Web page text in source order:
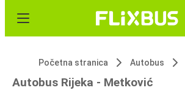
Početna stranica Autobus
Autobus Rijeka - Metković